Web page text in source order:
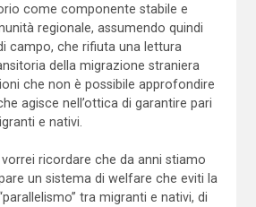
come componente stabile e
regionale, assumendo quindi
campo, che rifiuta una lettura
della migrazione straniera
che non è possibile approfondire
agisce nell’ottica di garantire pari
e nativi.
ricordare che da anni stiamo
un sistema di welfare che eviti la
tra migranti e nativi, di